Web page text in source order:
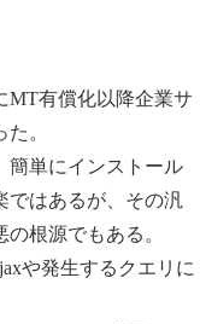
MT有償化以降企業サ
。
簡単にインストール
はあるが、その汎
根源でもある。
や発生するクエリに